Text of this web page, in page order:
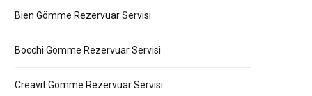
Bien Gömme Rezervuar Servisi
Bocchi Gömme Rezervuar Servisi
Creavit Gömme Rezervuar Servisi